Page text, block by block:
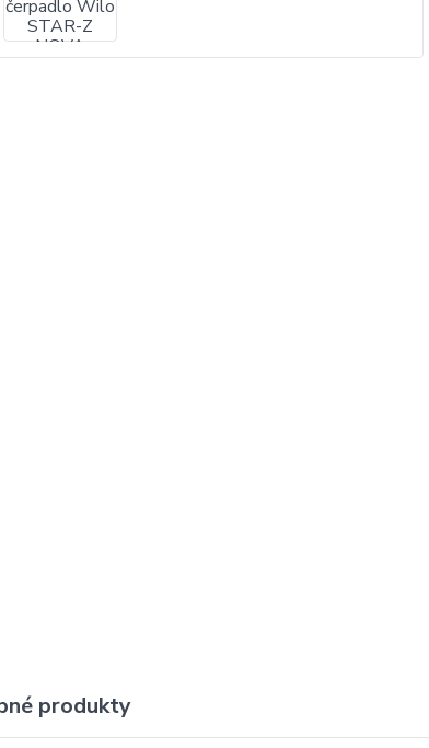
produkty